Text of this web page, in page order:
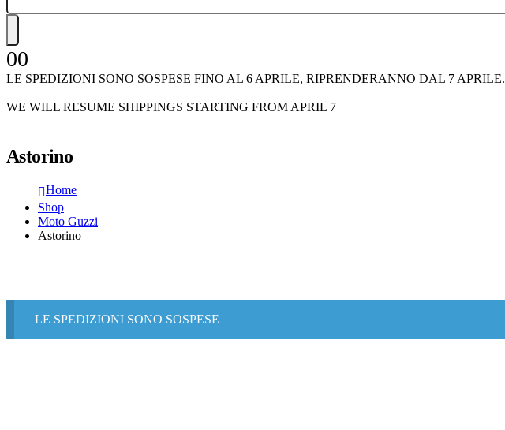
00
LE SPEDIZIONI SONO SOSPESE FINO AL 6 APRILE, RIPRENDERANNO DAL 7 APRILE.
WE WILL RESUME SHIPPINGS STARTING FROM APRIL 7
Astorino
Home
Shop
Moto Guzzi
Astorino
LE SPEDIZIONI SONO SOSPESE